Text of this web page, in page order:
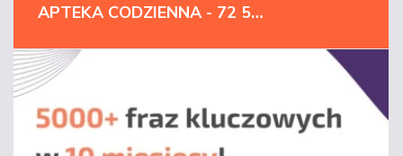
APTEKA CODZIENNA - 72 500+ FRAZ KLUCZOWYCH W 18 MIESIĘCY | FARMACJA